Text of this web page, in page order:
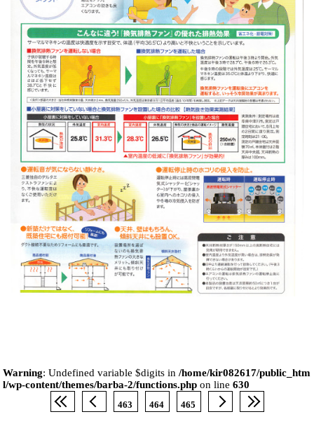
Warning: Undefined variable $digits in/home/kir082617/public_htm
l/wp-content/themes/barba-2/functions.php on line630
463 464 465